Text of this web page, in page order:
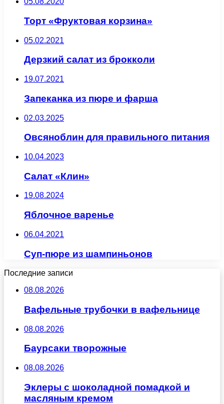
Торт «Фруктовая корзина»
05.02.2021
Дерзкий салат из брокколи
19.07.2021
Запеканка из пюре и фарша
02.03.2025
Овсяноблин для правильного питания
10.04.2023
Салат «Клин»
19.08.2024
Яблочное варенье
06.04.2021
Суп-пюре из шампиньонов
Последние записи
08.08.2026
Вафельные трубочки в вафельнице
08.08.2026
Баурсаки творожные
08.08.2026
Эклеры с шоколадной помадкой и
масляным кремом